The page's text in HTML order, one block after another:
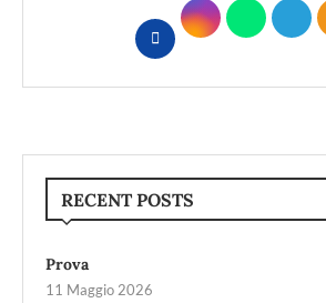
RECENT POSTS
Prova
11 Maggio 2026